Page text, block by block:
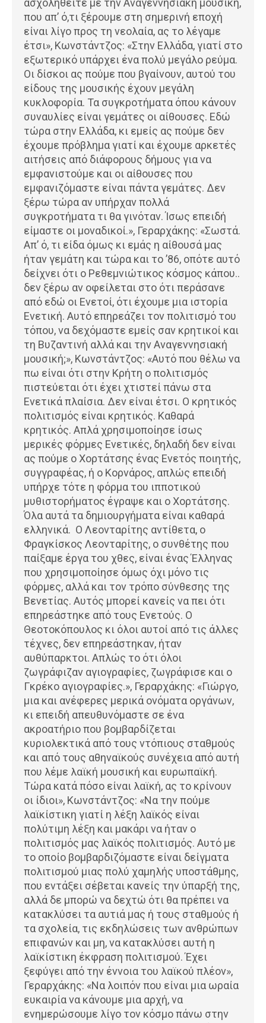
ασχοληθείτε με την Αναγεννησιακή μουσική,
που απ’ ό,τι ξέρουμε στη σημερινή εποχή
είναι λίγο προς τη νεολαία, ας το λέγαμε
έτσι», Κωνστάντζος: «Στην Ελλάδα, γιατί στο
εξωτερικό υπάρχει ένα πολύ μεγάλο ρεύμα.
Οι δίσκοι ας πούμε που βγαίνουν, αυτού του
είδους της μουσικής έχουν μεγάλη
κυκλοφορία. Τα συγκροτήματα όπου κάνουν
συναυλίες είναι γεμάτες οι αίθουσες. Εδώ
τώρα στην Ελλάδα, κι εμείς ας πούμε δεν
έχουμε πρόβλημα γιατί και έχουμε αρκετές
αιτήσεις από διάφορους δήμους για να
εμφανιστούμε και οι αίθουσες που
εμφανιζόμαστε είναι πάντα γεμάτες. Δεν
ξέρω τώρα αν υπήρχαν πολλά
συγκροτήματα τι θα γινόταν. Ίσως επειδή
είμαστε οι μοναδικοί.», Γεραρχάκης: «Σωστά.
Απ’ ό, τι είδα όμως κι εμάς η αίθουσά μας
ήταν γεμάτη και τώρα και το ’86, οπότε αυτό
δείχνει ότι ο Ρεθεμνιώτικος κόσμος κάπου..
δεν ξέρω αν οφείλεται στο ότι περάσανε
από εδώ οι Ενετοί, ότι έχουμε μια ιστορία
Ενετική. Αυτό επηρεάζει τον πολιτισμό του
τόπου, να δεχόμαστε εμείς σαν κρητικοί και
τη Βυζαντινή αλλά και την Αναγεννησιακή
μουσική;», Κωνστάντζος: «Αυτό που θέλω να
πω είναι ότι στην Κρήτη ο πολιτισμός
πιστεύεται ότι έχει χτιστεί πάνω στα
Ενετικά πλαίσια. Δεν είναι έτσι. Ο κρητικός
πολιτισμός είναι κρητικός. Καθαρά
κρητικός. Απλά χρησιμοποίησε ίσως
μερικές φόρμες Ενετικές, δηλαδή δεν είναι
ας πούμε ο Χορτάτσης ένας Ενετός ποιητής,
συγγραφέας, ή ο Κορνάρος, απλώς επειδή
υπήρχε τότε η φόρμα του ιπποτικού
μυθιστορήματος έγραψε και ο Χορτάτσης.
Όλα αυτά τα δημιουργήματα είναι καθαρά
ελληνικά. Ο Λεονταρίτης αντίθετα, ο
Φραγκίσκος Λεονταρίτης, ο συνθέτης που
παίξαμε έργα του χθες, είναι ένας Έλληνας
που χρησιμοποίησε όμως όχι μόνο τις
φόρμες, αλλά και τον τρόπο σύνθεσης της
Βενετίας. Αυτός μπορεί κανείς να πει ότι
επηρεάστηκε από τους Ενετούς. Ο
Θεοτοκόπουλος κι όλοι αυτοί από τις άλλες
τέχνες, δεν επηρεάστηκαν, ήταν
αυθύπαρκτοι. Απλώς το ότι όλοι
ζωγράφιζαν αγιογραφίες, ζωγράφισε και ο
Γκρέκο αγιογραφίες.», Γεραρχάκης: «Γιώργο,
μια και ανέφερες μερικά ονόματα οργάνων,
κι επειδή απευθυνόμαστε σε ένα
ακροατήριο που βομβαρδίζεται
κυριολεκτικά από τους ντόπιους σταθμούς
και από τους αθηναϊκούς συνέχεια από αυτή
που λέμε λαϊκή μουσική και ευρωπαϊκή.
Τώρα κατά πόσο είναι λαϊκή, ας το κρίνουν
οι ίδιοι», Κωνστάντζος: «Να την πούμε
λαϊκίστικη γιατί η λέξη λαϊκός είναι
πολύτιμη λέξη και μακάρι να ήταν ο
πολιτισμός μας λαϊκός πολιτισμός. Αυτό με
το οποίο βομβαρδιζόμαστε είναι δείγματα
πολιτισμού μιας πολύ χαμηλής υποστάθμης,
που εντάξει σέβεται κανείς την ύπαρξή της,
αλλά δε μπορώ να δεχτώ ότι θα πρέπει να
κατακλύσει τα αυτιά μας ή τους σταθμούς ή
τα σχολεία, τις εκδηλώσεις των ανθρώπων
επιφανών και μη, να κατακλύσει αυτή η
λαϊκίστικη έκφραση πολιτισμού. Έχει
ξεφύγει από την έννοια του λαϊκού πλέον»,
Γεραρχάκης: «Να λοιπόν που είναι μια ωραία
ευκαιρία να κάνουμε μια αρχή, να
ενημερώσουμε λίγο τον κόσμο πάνω στην